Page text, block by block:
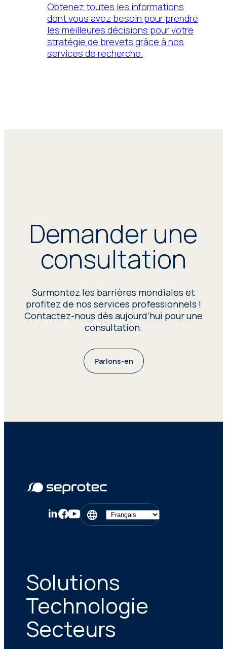
Obtenez toutes les informations
dont vous avez besoin pour prendre
les meilleures décisions pour votre
stratégie de brevets grâce à nos
services de recherche.
Demander une
consultation
Surmontez les barrières mondiales et
profitez de nos services professionnels !
Contactez-nous dès aujourd’hui pour une
consultation.
Parlons-en
Solutions
Technologie
Secteurs